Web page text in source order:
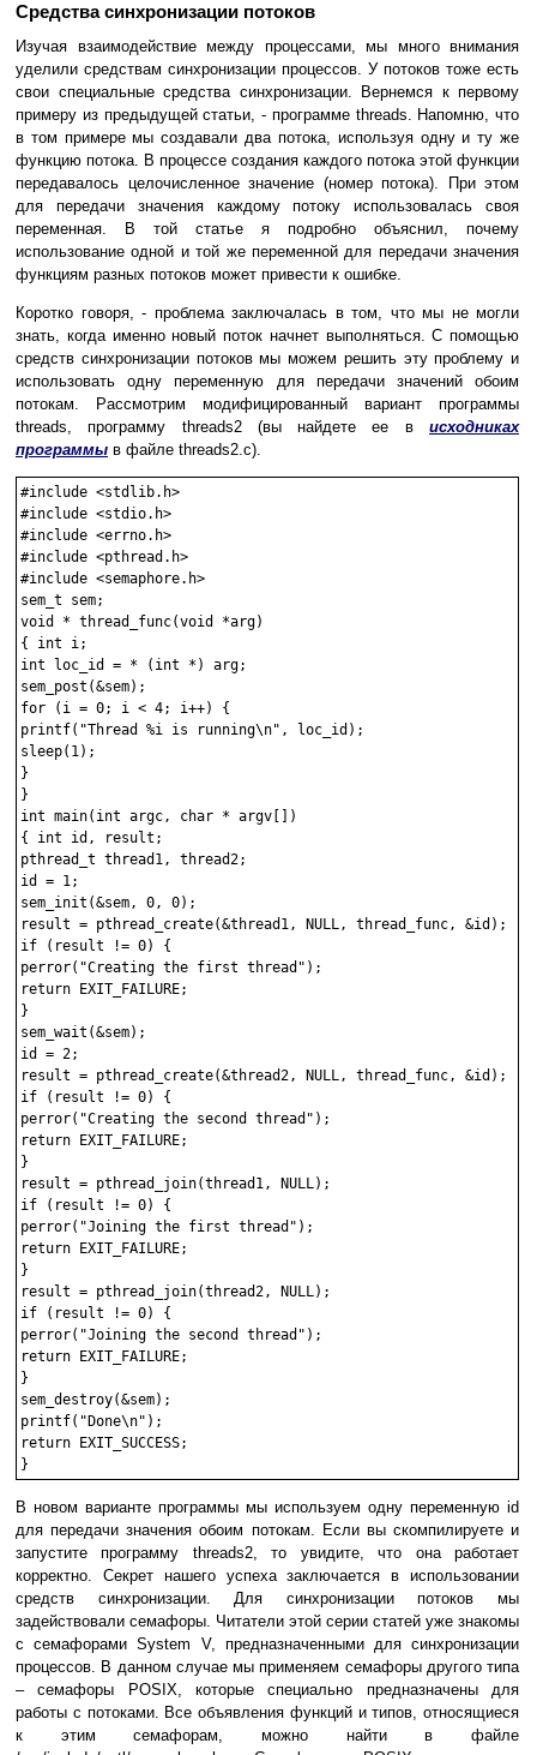
Средства синхронизации потоков
Изучая взаимодействие между процессами, мы много внимания
уделили средствам синхронизации процессов. У потоков тоже есть
свои специальные средства синхронизации. Вернемся к первому
примеру из предыдущей статьи, - программе threads. Напомню, что
в том примере мы создавали два потока, используя одну и ту же
функцию потока. В процессе создания каждого потока этой функции
передавалось целочисленное значение (номер потока). При этом
для передачи значения каждому потоку использовалась своя
переменная. В той статье я подробно объяснил, почему
использование одной и той же переменной для передачи значения
функциям разных потоков может привести к ошибке.
Коротко говоря, - проблема заключалась в том, что мы не могли
знать, когда именно новый поток начнет выполняться. С помощью
средств синхронизации потоков мы можем решить эту проблему и
использовать одну переменную для передачи значений обоим
потокам. Рассмотрим модифицированный вариант программы
threads, программу threads2 (вы найдете ее в исходниках
программы в файле threads2.c).
#include <stdlib.h>
#include <stdio.h>
#include <errno.h>
#include <pthread.h>
#include <semaphore.h>
sem_t sem;
void * thread_func(void *arg)
{ int i;
int loc_id = * (int *) arg;
sem_post(&sem);
for (i = 0; i < 4; i++) {
printf("Thread %i is running\n", loc_id);
sleep(1);
}
}
int main(int argc, char * argv[])
{ int id, result;
pthread_t thread1, thread2;
id = 1;
sem_init(&sem, 0, 0);
result = pthread_create(&thread1, NULL, thread_func, &id);
if (result != 0) {
perror("Creating the first thread");
return EXIT_FAILURE;
}
sem_wait(&sem);
id = 2;
result = pthread_create(&thread2, NULL, thread_func, &id);
if (result != 0) {
perror("Creating the second thread");
return EXIT_FAILURE;
}
result = pthread_join(thread1, NULL);
if (result != 0) {
perror("Joining the first thread");
return EXIT_FAILURE;
}
result = pthread_join(thread2, NULL);
if (result != 0) {
perror("Joining the second thread");
return EXIT_FAILURE;
}
sem_destroy(&sem);
printf("Done\n");
return EXIT_SUCCESS;
В новом варианте программы мы используем одну переменную id
для передачи значения обоим потокам. Если вы скомпилируете и
запустите программу threads2, то увидите, что она работает
корректно. Секрет нашего успеха заключается в использовании
средств синхронизации. Для синхронизации потоков мы
задействовали семафоры. Читатели этой серии статей уже знакомы
с семафорами System V, предназначенными для синхронизации
процессов. В данном случае мы применяем семафоры другого типа
– семафоры POSIX, которые специально предназначены для
работы с потоками. Все объявления функций и типов, относящиеся
к этим семафорам, можно найти в файле